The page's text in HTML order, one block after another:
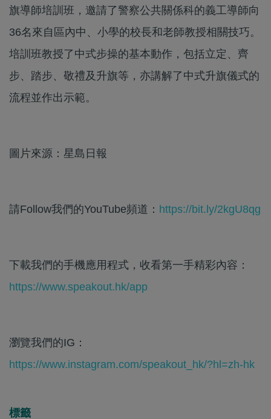
旗導師培訓班，邀請了警察公共關係科的義工導師向
36名來自區內中、小學的校長和老師教授相關技巧。
培訓班教授了中式步操的基本動作，包括立定、齊
步、踏步、敬禮及升旗等，亦講解了中式升旗儀式的
流程並作出示範。
圖片來源：星島日報
請Follow我們的YouTube頻道： https://bit.ly/2kgU8qg
下載我們的手機應用程式，收看第一手精彩內容：
https://www.speakout.hk/app
瀏覽我們的IG：
https://www.instagram.com/speakout_hk/?hl=zh-hk
標籤